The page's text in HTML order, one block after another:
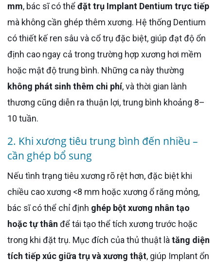
mm, bác sĩ có thểđặt trụ Implant Dentium trực tiếp
mà không cần ghép thêm xương. Hệ thống Dentium
có thiết kế ren sâu và cổ trụ đặc biệt, giúp đạt độ ổn
định cao ngay cả trong trường hợp xương hơi mềm
hoặc mật độ trung bình. Những ca này thường
không phát sinh thêm chi phí, và thời gian lành
thương cũng diễn ra thuận lợi, trung bình khoảng 8–
10 tuần.
2. Khi xương tiêu trung bình đến nhiều –
cần ghép bổ sung
Nếu tình trạng tiêu xương rõ rệt hơn, đặc biệt khi
chiều cao xương <8 mm hoặc xương ổ răng mỏng,
bác sĩ có thể chỉ định ghép bột xương nhân tạo
hoặc tự thân để tái tạo thể tích xương trước hoặc
trong khi đặt trụ. Mục đích của thủ thuật là tăng diện
tích tiếp xúc giữa trụ và xương thật, giúp Implant ổn